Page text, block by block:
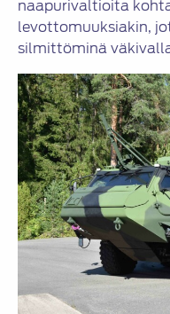
naapurivaltioita
levottomuuksiakin,
silmittöminä